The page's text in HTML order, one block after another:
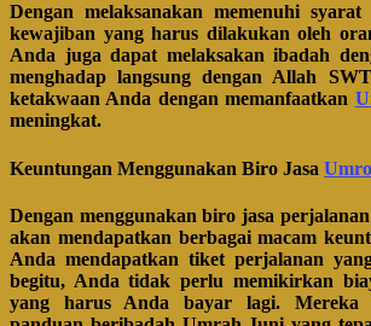
Dengan melaksanakan memenuhi
kewajiban yang harus dilakukan oleh
Anda juga dapat melaksakan ibadah
menghadap langsung dengan Allah
ketakwaan Anda dengan memanfaatkan
meningkat.
Keuntungan Menggunakan Biro Jasa
Dengan menggunakan biro jasa
akan mendapatkan berbagai macam
Anda mendapatkan tiket perjalanan
begitu, Anda tidak perlu memikirkan
yang harus Anda bayar lagi. Mereka